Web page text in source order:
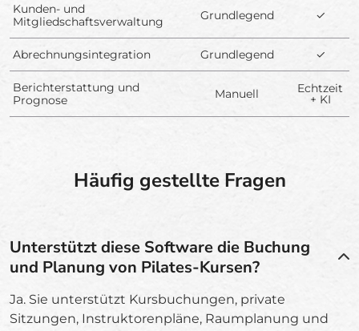
Kunden- und
Mitgliedschaftsverwaltung
Grundlegend ✓
Abrechnungsintegration Grundlegend ✓
Berichterstattung und
Prognose
Manuell Echtzeit
+ KI
Häufig gestellte Fragen
Unterstützt diese Software die Buchung
und Planung von Pilates-Kursen?
Ja. Sie unterstützt Kursbuchungen, private
Sitzungen, Instruktorenpläne, Raumplanung und